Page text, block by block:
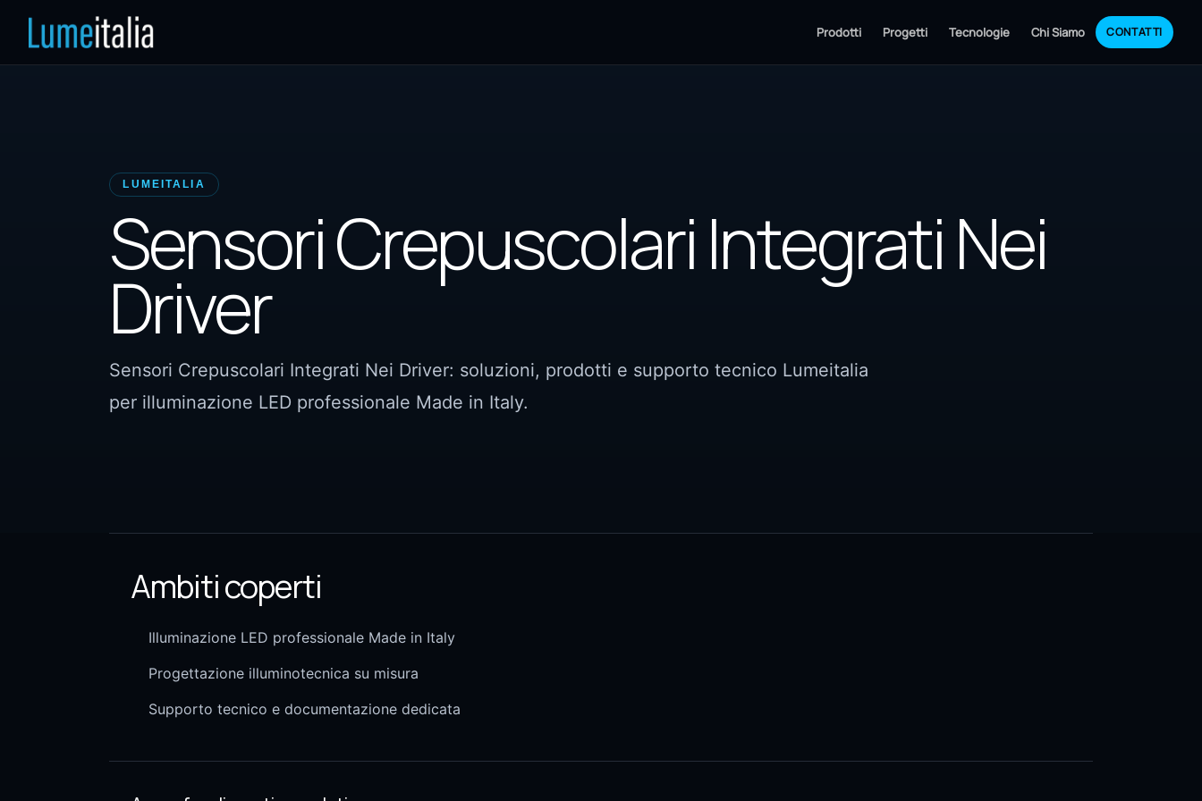
Prodotti Progetti Tecnologie Chi Siamo CONTATTI
LUMEITALIA
Sensori Crepuscolari Integrati Nei
Driver
Sensori Crepuscolari Integrati Nei Driver: soluzioni, prodotti e supporto tecnico Lumeitalia
per illuminazione LED professionale Made in Italy.
Ambiti coperti
Illuminazione LED professionale Made in Italy
Progettazione illuminotecnica su misura
Supporto tecnico e documentazione dedicata